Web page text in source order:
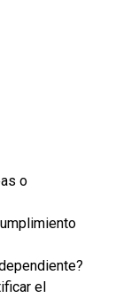
o
el